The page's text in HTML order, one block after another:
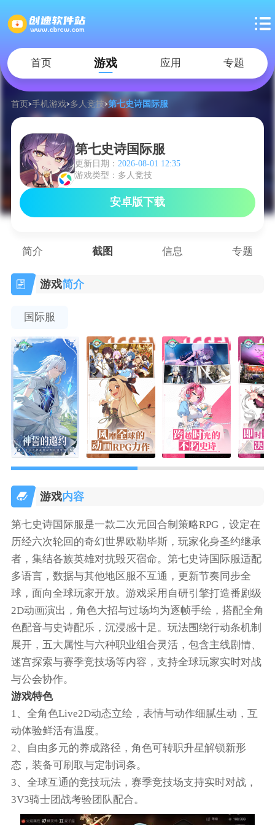
首页 游戏 应用 专题
首页 手机游戏 多人竞技 第七史诗国际服
第七史诗国际服
更新日期： 2026-08-01 12:35
游戏类型：多人竞技
安卓版下载
简介 截图 信息 专题
游戏简介
国际服
游戏内容
第七史诗国际服是一款二次元回合制策略RPG，设定在
历经六次轮回的奇幻世界欧勒毕斯，玩家化身圣约继承
者，集结各族英雄对抗毁灭宿命。第七史诗国际服适配
多语言，数据与其他地区服不互通，更新节奏同步全
球，面向全球玩家开放。游戏采用自研引擎打造番剧级
2D动画演出，角色大招与过场均为逐帧手绘，搭配全角
色配音与史诗配乐，沉浸感十足。玩法围绕行动条机制
展开，五大属性与六种职业组合灵活，包含主线剧情、
迷宫探索与赛季竞技场等内容，支持全球玩家实时对战
与公会协作。
游戏特色
1、全角色Live2D动态立绘，表情与动作细腻生动，互
动体验鲜活有温度。
2、自由多元的养成路径，角色可转职升星解锁新形
态，装备可刷取与定制词条。
3、全球互通的竞技玩法，赛季竞技场支持实时对战，
3V3骑士团战考验团队配合。